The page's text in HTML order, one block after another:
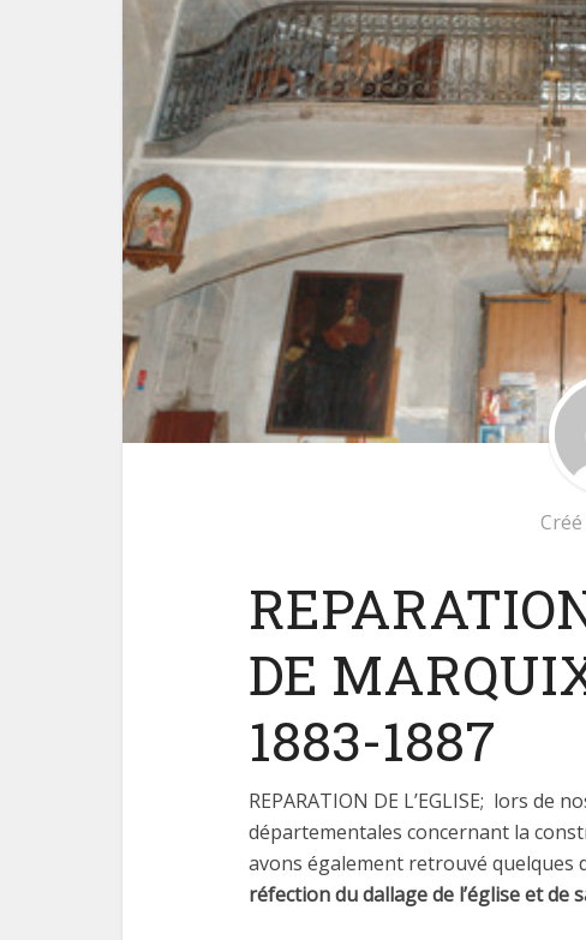
DE
1883-1887
REPARATION DE L’EGLISE; lors de
départementales concernant la
avons également retrouvé quelques
réfection du dallage de l’église et de